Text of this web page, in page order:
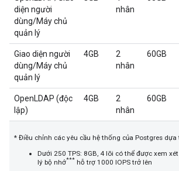
diện người
dùng/Máy chủ
quản lý
nhân
Giao diện người
dùng/Máy chủ
quản lý
4GB
2
nhân
60GB
OpenLDAP (độc
lập)
4GB
2
nhân
60GB
* Điều chỉnh các yêu cầu hệ thống của Postgres
Dưới 250 TPS: 8GB, 4 lõi có thể được xem
lý bộ nhớ*** hỗ trợ 1000 IOPS trở lên